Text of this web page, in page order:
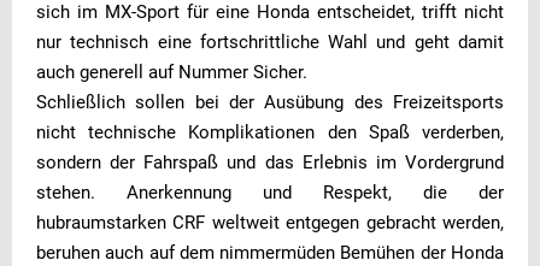
sich im MX-Sport für eine Honda entscheidet, trifft nicht
nur technisch eine fortschrittliche Wahl und geht damit
auch generell auf Nummer Sicher.
Schließlich sollen bei der Ausübung des Freizeitsports
nicht technische Komplikationen den Spaß verderben,
sondern der Fahrspaß und das Erlebnis im Vordergrund
stehen. Anerkennung und Respekt, die der
hubraumstarken CRF weltweit entgegen gebracht werden,
beruhen auch auf dem nimmermüden Bemühen der Honda